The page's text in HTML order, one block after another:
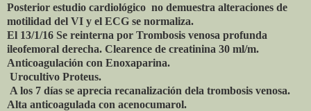
Posterior estudio cardiológico no demuestra alteraciones de
motilidad del VI y el ECG se normaliza.
El 13/1/16 Se reinterna por Trombosis venosa profunda
ileofemoral derecha. Clearence de creatinina 30 ml/m.
Anticoagulación con Enoxaparina.
Urocultivo Proteus.
A los 7 días se aprecia recanalización dela trombosis venosa.
Alta anticoagulada con acenocumarol.